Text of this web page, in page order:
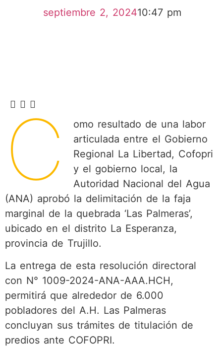
septiembre 2, 202410:47 pm
C
omo resultado de una labor
articulada entre el Gobierno
Regional La Libertad, Cofopri
y el gobierno local, la
Autoridad Nacional del Agua
(ANA) aprobó la delimitación de la faja
marginal de la quebrada ‘Las Palmeras’,
ubicado en el distrito La Esperanza,
provincia de Trujillo.
La entrega de esta resolución directoral
con N° 1009-2024-ANA-AAA.HCH,
permitirá que alrededor de 6.000
pobladores del A.H. Las Palmeras
concluyan sus trámites de titulación de
predios ante COFOPRI.